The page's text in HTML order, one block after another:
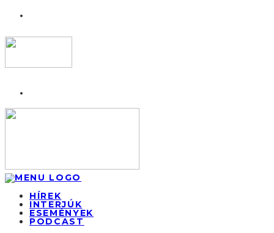
HÍREK
INTERJÚK
ESEMÉNYEK
PODCAST